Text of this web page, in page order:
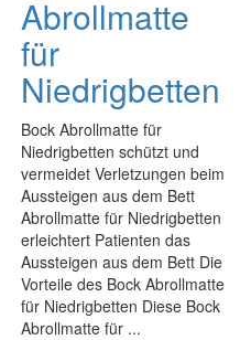
Abrollmatte
für
Niedrigbetten
Bock Abrollmatte für
Niedrigbetten schützt und
vermeidet Verletzungen beim
Aussteigen aus dem Bett
Abrollmatte für Niedrigbetten
erleichtert Patienten das
Aussteigen aus dem Bett Die
Vorteile des Bock Abrollmatte
für Niedrigbetten Diese Bock
Abrollmatte für ...